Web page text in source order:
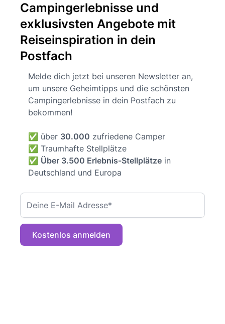
Campingerlebnisse und
exklusivsten Angebote mit
Reiseinspiration in dein
Postfach
Melde dich jetzt bei unseren Newsletter an,
um unsere Geheimtipps und die schönsten
Campingerlebnisse in dein Postfach zu
bekommen!
✅ über 30.000 zufriedene Camper
✅ Traumhafte Stellplätze
✅ Über 3.500 Erlebnis-Stellplätze in
Deutschland und Europa
Kostenlos anmelden